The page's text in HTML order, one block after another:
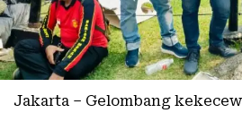
Jakarta – Gelombang